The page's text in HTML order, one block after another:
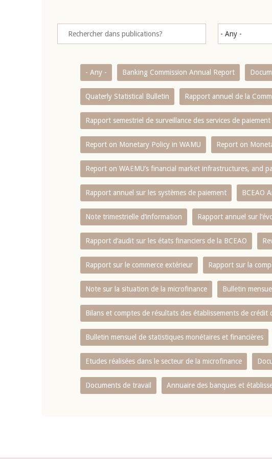
- Any - Banking Commission Annual Report
Quaterly Statistical Bulletin Rapport annuel de la
Rapport semestriel de surveillance des services de
Report on Monetary Policy in WAMU Report on
Report on WAEMU’s financial market infrastructures, and
Rapport annuel sur les systèmes de paiement BCEAO
Note trimestrielle d‘information Rapport annuel sur
Rapport d‘audit sur les états financiers de la BCEAO
Rapport sur le commerce extérieur Rapport sur la
Note sur la situation de la microfinance Bulletin
Bilans et comptes de résultats des établissements de crédit
Bulletin mensuel de statistiques monétaires et financières
Etudes réalisées dans le secteur de la microfinance
Documents de travail Annuaire des banques et